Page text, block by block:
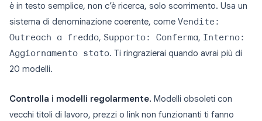
è in testo semplice, non c’è ricerca, solo scorrimento. Usa un
sistema di denominazione coerente, come Vendite:
Outreach a freddo, Supporto: Conferma, Interno:
Aggiornamento stato. Ti ringrazierai quando avrai più di
20 modelli.
Controlla i modelli regolarmente. Modelli obsoleti con
vecchi titoli di lavoro, prezzi o link non funzionanti ti fanno